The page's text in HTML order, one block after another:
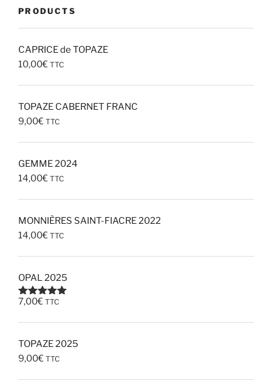
PRODUCTS
CAPRICE de TOPAZE
10,00€ TTC
TOPAZE CABERNET FRANC
9,00€ TTC
GEMME 2024
14,00€ TTC
MONNIÈRES SAINT-FIACRE 2022
14,00€ TTC
OPAL 2025
Note5.00
7,00€ TTC
TOPAZE 2025
9,00€ TTC